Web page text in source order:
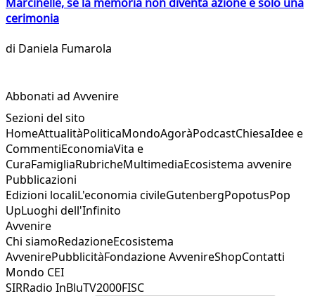
cerimonia
di Daniela Fumarola
Abbonati ad Avvenire
Sezioni del sito
HomeAttualitàPoliticaMondoAgoràPodcastChiesaIdee e
CommentiEconomiaVita e
CuraFamigliaRubricheMultimediaEcosistema avvenire
Pubblicazioni
Edizioni localiL'economia civileGutenbergPopotusPop
UpLuoghi dell'Infinito
Avvenire
Chi siamoRedazioneEcosistema
AvvenirePubblicitàFondazione AvvenireShopContatti
Mondo CEI
SIRRadio InBluTV2000FISC